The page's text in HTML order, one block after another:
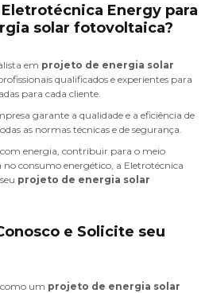
Energy para
solar fotovoltaica?
em projeto de energia solar
qualificados e experientes para
para cada cliente.
garante a qualidade e a eficiência de
as normas técnicas e de segurança.
com energia, contribuir para o meio
consumo energético, a Eletrotécnica
projeto de energia solar
e Solicite seu
como um projeto de energia solar